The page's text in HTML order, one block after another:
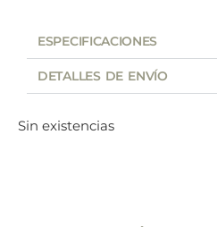
ESPECIFICACIONES
DETALLES DE ENVÍO
Sin existencias